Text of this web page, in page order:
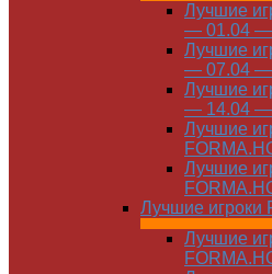
Лучшие
— 01.04 —
Лучшие
— 07.04 —
Лучшие
— 14.04 —
Лучшие
Лучшие
Лучшие игроки
Лучшие